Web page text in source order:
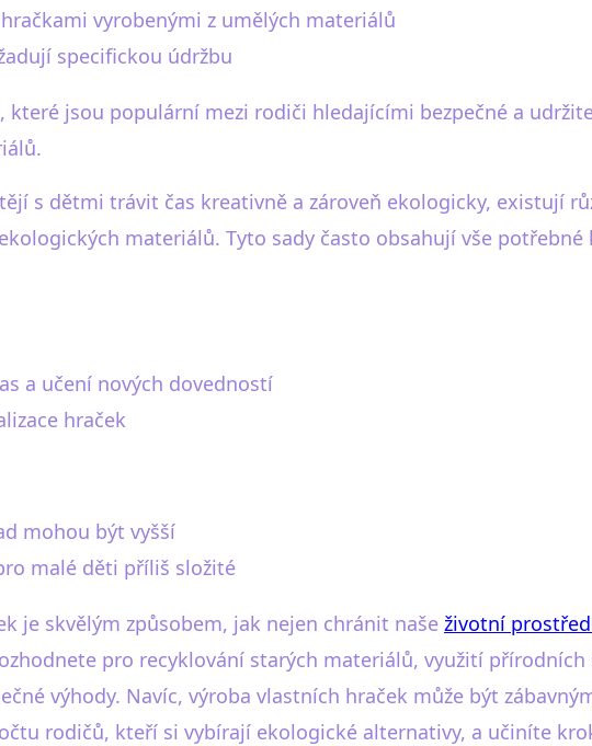
vyrobenými z umělých materiálů
specifickou údržbu
které jsou populární mezi rodiči hledajícími bezpečné a
s dětmi trávit čas kreativně a zároveň ekologicky, existují
materiálů. Tyto sady často obsahují vše
a učení nových dovedností
hraček
mohou být vyšší
malé děti příliš složité
je skvělým způsobem, jak nejen chránit naše životní
pro recyklování starých materiálů, využití
výhody. Navíc, výroba vlastních hraček může být
rodičů, kteří si vybírají ekologické alternativy, a učiníte